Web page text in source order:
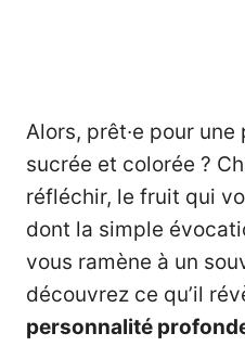
Alors, prêt·e pour
sucrée et colorée ?
réfléchir, le fruit qui
dont la simple
vous ramène à un
découvrez ce qu’il
personnalité